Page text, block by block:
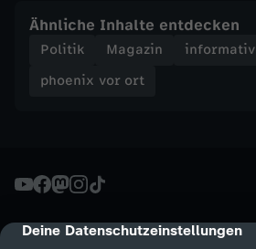
cmp-dialog-description
Deine Datenschutzeinstellungen
D
L
i
Ähnliche Inhalte entdecken
Politik Magazin
informativ
phoenix vor ort